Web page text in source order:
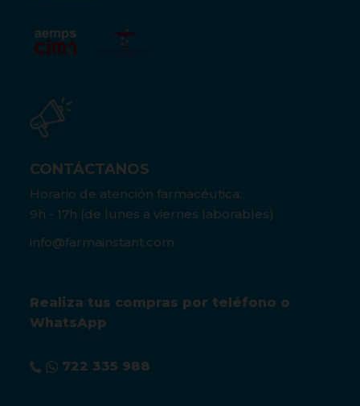
CONTÁCTANOS
Horario de atención farmacéutica:
9h - 17h (de lunes a viernes laborables)
info@farmainstant.com
Realiza tus compras por teléfono o
WhatsApp
722 335 988